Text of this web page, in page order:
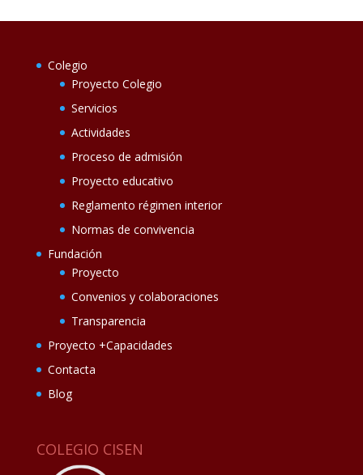
Colegio
Proyecto Colegio
Servicios
Actividades
Proceso de admisión
Proyecto educativo
Reglamento régimen interior
Normas de convivencia
Fundación
Proyecto
Convenios y colaboraciones
Transparencia
Proyecto +Capacidades
Contacta
Blog
COLEGIO CISEN